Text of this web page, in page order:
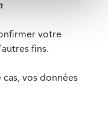
votre
fins.
cas, vos données